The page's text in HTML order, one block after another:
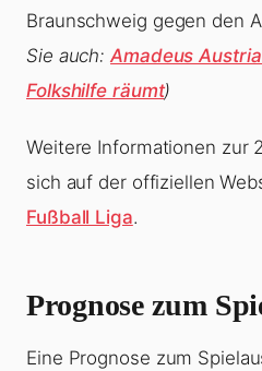
Braunschweig gegen den
Sie auch:Amadeus
Folkshilfe räumt)
Weitere Informationen zur
sich auf der offiziellen
Fußball Liga.
Prognose zum
Eine Prognose zum